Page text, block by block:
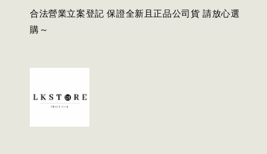
合法營業立案登記 保證全新且正品公司貨 請放心選
購～